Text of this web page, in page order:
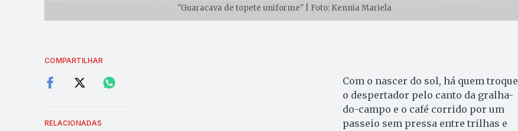
"Guaracava de topete uniforme" | Foto: Kennia Mariela
COMPARTILHAR
RELACIONADAS
Com o nascer do sol, há quem troque
o despertador pelo canto da gralha-
do-campo e o café corrido por um
passeio sem pressa entre trilhas e